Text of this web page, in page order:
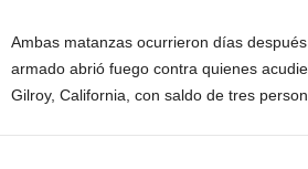
Ambas matanzas ocurrieron días
armado abrió fuego contra quienes
Gilroy, California, con saldo de tres